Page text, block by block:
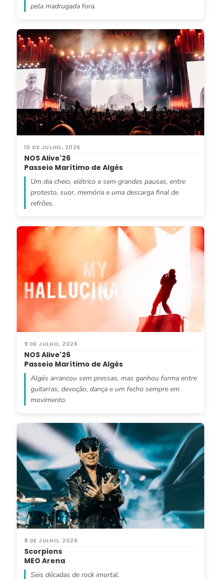
pela madrugada fora.
10 DE JULHO, 2026
NOS Alive'26
Passeio Marítimo de Algés
Um dia cheio, elétrico e sem grandes pausas, entre
protesto, suor, memória e uma descarga final de
refrões.
9 DE JULHO, 2026
NOS Alive'26
Passeio Marítimo de Algés
Algés arrancou sem pressas, mas ganhou forma entre
guitarras, devoção, dança e um fecho sempre em
movimento.
8 DE JULHO, 2026
Scorpions
MEO Arena
Seis décadas de rock imortal.